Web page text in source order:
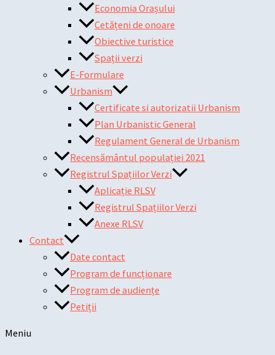
Economia Orașului
Cetățeni de onoare
Obiective turistice
Spații verzi
E-Formulare
Urbanism
Certificate si autorizatii Urbanism
Plan Urbanistic General
Regulament General de Urbanism
Recensământul populației 2021
Registrul Spațiilor Verzi
Aplicație RLSV
Registrul Spațiilor Verzi
Anexe RLSV
Contact
Date contact
Program de funcționare
Program de audiențe
Petiții
Meniu